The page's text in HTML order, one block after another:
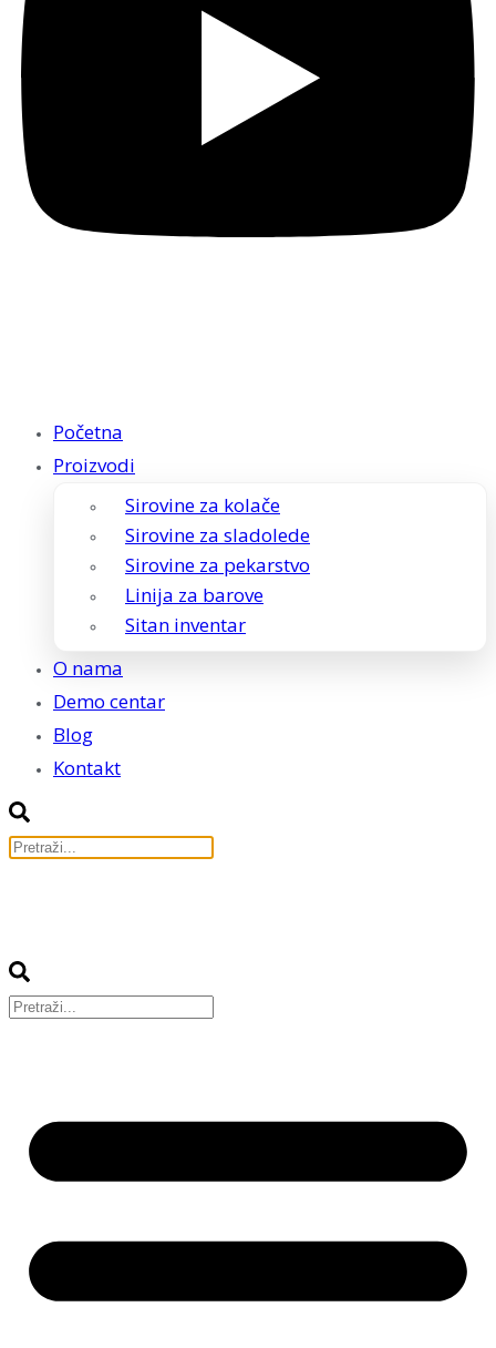
Početna
Proizvodi
Sirovine za kolače
Sirovine za sladolede
Sirovine za pekarstvo
Linija za barove
Sitan inventar
O nama
Demo centar
Blog
Kontakt